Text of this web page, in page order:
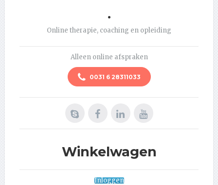
.
Online therapie, coaching en opleiding
Alleen online afspraken
0031 6 28311033
Winkelwagen
Inloggen